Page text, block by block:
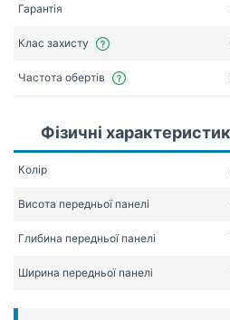
Гарантія
Клас захисту
Частота обертів
Фізичні
Колір
Висота передньої панелі
Глибина передньої панелі
Ширина передньої панелі